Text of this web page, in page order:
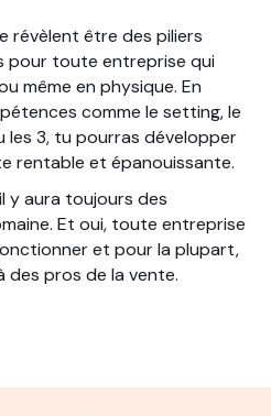
révèlent être des piliers
pour toute entreprise qui
même en physique. En
comme le setting, le
les 3, tu pourras développer
rentable et épanouissante.
y aura toujours des
Et oui, toute entreprise
et pour la plupart,
des pros de la vente.